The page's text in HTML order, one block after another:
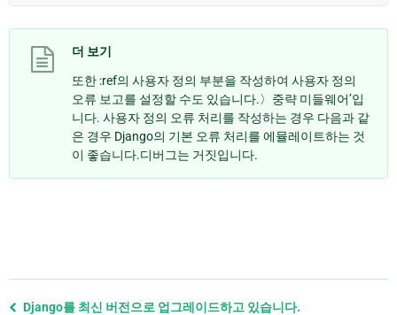
더 보기
또한 :ref의 사용자 정의 부분을 작성하여 사용자 정의
오류 보고를 설정할 수도 있습니다.〉중략 미들웨어’입
니다. 사용자 정의 오류 처리를 작성하는 경우 다음과 같
은 경우 Django의 기본 오류 처리를 에뮬레이트하는 것
이 좋습니다.디버그는 거짓입니다.
Previous
Django를 최신 버전으로 업그레이드하고 있습니다.